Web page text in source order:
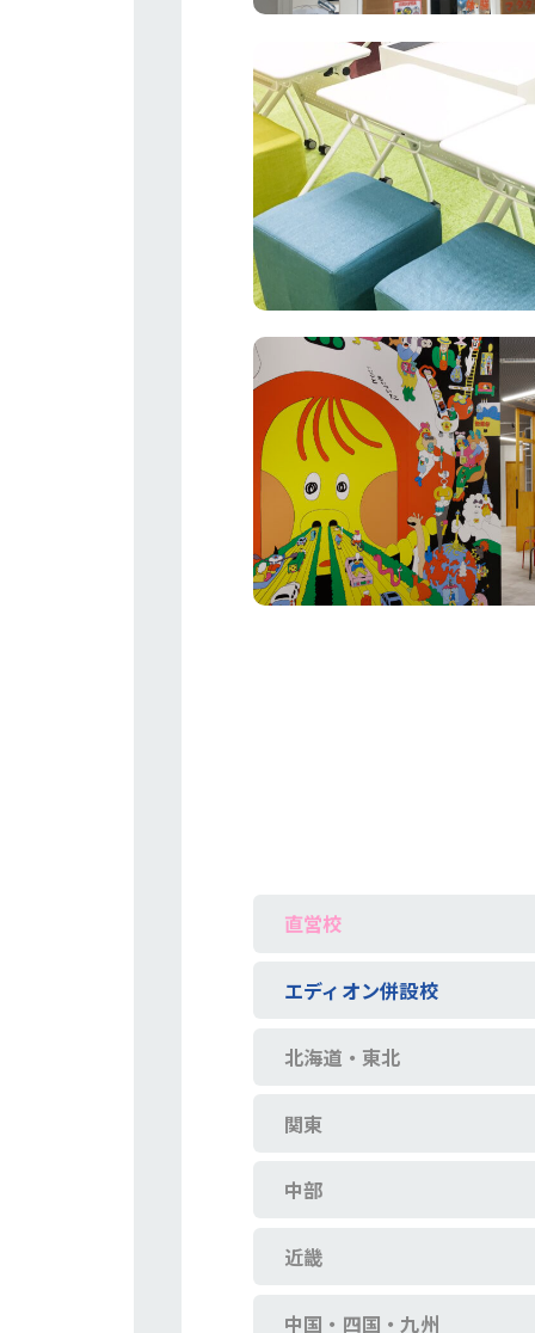
直営校
エディオン併設校
北海道・東北
関東
中部
近畿
中国・四国・九州